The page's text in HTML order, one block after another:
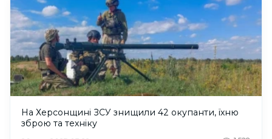
На Херсонщині ЗСУ знищили 42 окупанти, їхню
зброю та техніку